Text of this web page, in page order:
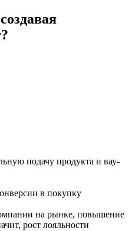
подачу продукта и вау-
в покупку
на рынке, повышение
рост лояльности